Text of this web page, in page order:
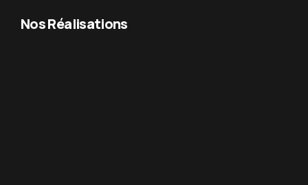
Nos Réalisations